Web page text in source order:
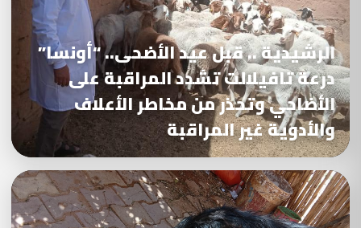
الرشيدية .. قبل عيد الأضحى.. “أونسا”
درعة تافيلالت تشدد المراقبة على
الأضاحي وتحذر من مخاطر الأعلاف
والأدوية غير المراقبة